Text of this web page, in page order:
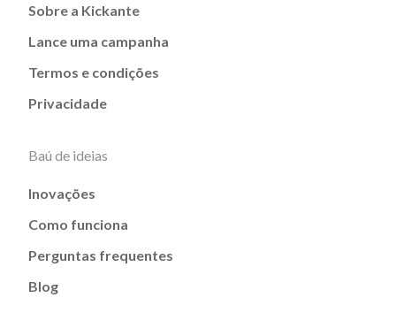
Sobre a Kickante
Lance uma campanha
Termos e condições
Privacidade
Baú de ideias
Inovações
Como funciona
Perguntas frequentes
Blog